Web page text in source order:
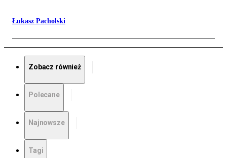
Łukasz Pacholski
Zobacz również
Polecane
Najnowsze
Tagi